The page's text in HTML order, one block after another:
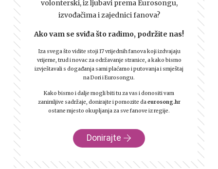
volonterski, iz ljubavi prema Eurosongu,
izvođačima i zajednici fanova?
Ako vam se sviđa što radimo, podržite nas!
Iza svega što vidite stoji 17 vrijednih fanova koji izdvajaju
vrijeme, trud i novac za održavanje stranice, a kako bismo
izvještavali s događanja sami plaćamo i putovanja i smještaj
na Dori i Eurosongu.
Kako bismo i dalje mogli biti tu za vas i donositi vam
zanimljive sadržaje, donirajte i pomozite da eurosong.hr
ostane mjesto okupljanja za sve fanove iz regije.
Donirajte